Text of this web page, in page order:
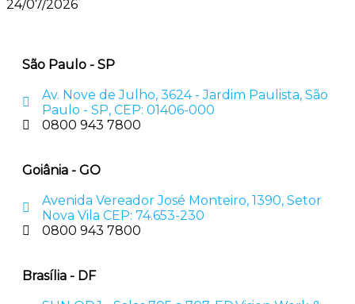
24/07/2026
São Paulo - SP
Av. Nove de Julho, 3624 - Jardim Paulista, São
Paulo - SP, CEP: 01406-000
0800 943 7800
Goiânia - GO
Avenida Vereador José Monteiro, 1390, Setor
Nova Vila CEP: 74.653-230
0800 943 7800
Brasília - DF